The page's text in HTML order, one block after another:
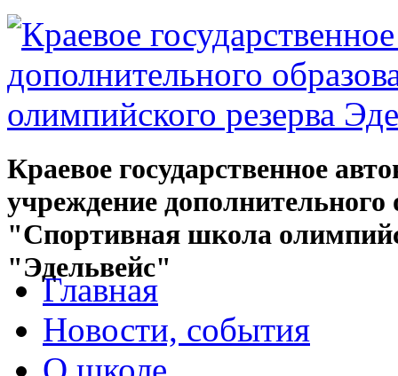
Краевое государственное
учреждение дополнительного
"Спортивная школа
"Эдельвейс"
Главная
Новости, события